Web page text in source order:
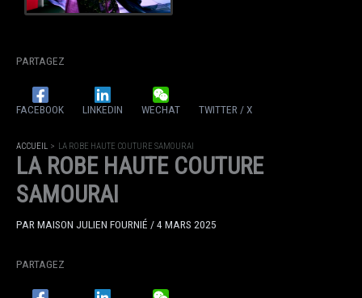
PARTAGEZ
FACEBOOK LINKEDIN WECHAT TWITTER / X
ACCUEIL LA ROBE HAUTE COUTURE SAMOURAI
LA ROBE HAUTE COUTURE
SAMOURAI
PARMAISON JULIEN FOURNIÉ /4 MARS 2025
PARTAGEZ